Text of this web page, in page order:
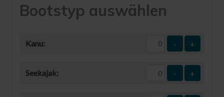
Bootstyp auswählen
Kanu: - +
Seekajak: - +